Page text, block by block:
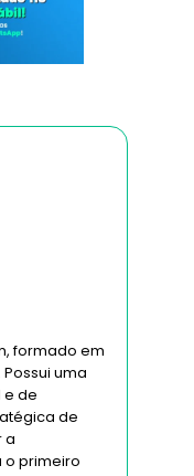
formado em
uma
e de
de
a
o primeiro